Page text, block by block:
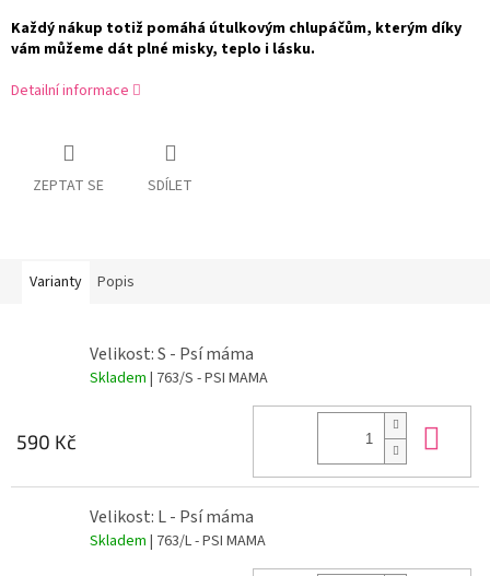
Každý nákup totiž pomáhá útulkovým chlupáčům, kterým díky
vám můžeme dát plné misky, teplo i lásku.
Detailní informace
ZEPTAT SE SDÍLET
Varianty Popis
Velikost: S - Psí máma
Skladem | 763/S - PSI MAMA
590 Kč
Velikost: L - Psí máma
Skladem | 763/L - PSI MAMA